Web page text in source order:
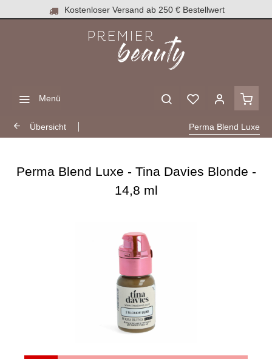
Kostenloser Versand ab 250 € Bestellwert
Menü
Übersicht Perma Blend Luxe
Perma Blend Luxe - Tina Davies Blonde -
14,8 ml